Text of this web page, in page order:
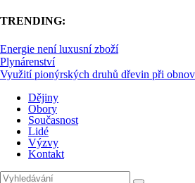
TRENDING:
Energie není luxusní zboží
Plynárenství
Využití pionýrských druhů dřevin při
Dějiny
Obory
Současnost
Lidé
Výzvy
Kontakt